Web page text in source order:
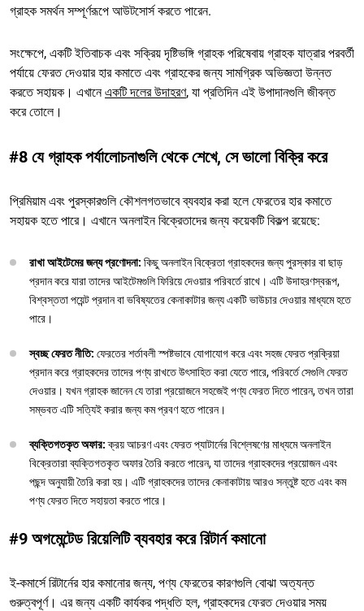
গ্রাহক সমর্থন সম্পূর্ণরূপে আউটসোর্স করতে পারেন.
সংক্ষেপে, একটি ইতিবাচক এবং সক্রিয় দৃষ্টিভঙ্গি গ্রাহক পরিষেবায় গ্রাহক যাত্রার পরবর্তী
পর্যায়ে ফেরত দেওয়ার হার কমাতে এবং গ্রাহকের জন্য সামগ্রিক অভিজ্ঞতা উন্নত
করতে সহায়ক। এখানেএকটি দলের উদাহরণ, যা প্রতিদিন এই উপাদানগুলি জীবন্ত
করে তোলে।
#8 যে গ্রাহক পর্যালোচনাগুলি থেকে শেখে, সে ভালো বিক্রি করে
প্রিমিয়াম এবং পুরস্কারগুলি কৌশলগতভাবে ব্যবহার করা হলে ফেরতের হার কমাতে
সহায়ক হতে পারে। এখানে অনলাইন বিক্রেতাদের জন্য কয়েকটি বিকল্প রয়েছে:
রাখা আইটেমের জন্য প্রণোদনা: কিছু অনলাইন বিক্রেতা গ্রাহকদের জন্য পুরস্কার বা ছাড়
প্রদান করে যারা তাদের আইটেমগুলি ফিরিয়ে দেওয়ার পরিবর্তে রাখে। এটি উদাহরণস্বরূপ,
বিশ্বস্ততা পয়েন্ট প্রদান বা ভবিষ্যতের কেনাকাটার জন্য একটি ভাউচার দেওয়ার মাধ্যমে হতে
পারে।
স্বচ্ছ ফেরত নীতি: ফেরতের শর্তাবলী স্পষ্টভাবে যোগাযোগ করে এবং সহজ ফেরত প্রক্রিয়া
প্রদান করে গ্রাহকদের তাদের পণ্য রাখতে উৎসাহিত করা যেতে পারে, পরিবর্তে সেগুলি ফেরত
দেওয়ার। যখন গ্রাহক জানেন যে তারা প্রয়োজনে সহজেই পণ্য ফেরত দিতে পারেন, তখন তারা
সম্ভবত এটি সত্যিই করার জন্য কম প্রবণ হতে পারেন।
ব্যক্তিগতকৃত অফার:ক্রয় আচরণ এবং ফেরত প্যাটার্নের বিশ্লেষণের মাধ্যমে অনলাইন
বিক্রেতারা ব্যক্তিগতকৃত অফার তৈরি করতে পারেন, যা তাদের গ্রাহকদের প্রয়োজন এবং
পছন্দ অনুযায়ী তৈরি করা হয়। এটি গ্রাহকদের তাদের কেনাকাটায় আরও সন্তুষ্ট হতে এবং কম
পণ্য ফেরত দিতে সহায়তা করতে পারে।
#9 অগমেন্টেড রিয়েলিটি ব্যবহার করে রিটার্ন কমানো
ই-কমার্সে রিটার্নের হার কমানোর জন্য, পণ্য ফেরতের কারণগুলি বোঝা অত্যন্ত
গুরুত্বপূর্ণ। এর জন্য একটি কার্যকর পদ্ধতি হল, গ্রাহকদের ফেরত দেওয়ার সময়